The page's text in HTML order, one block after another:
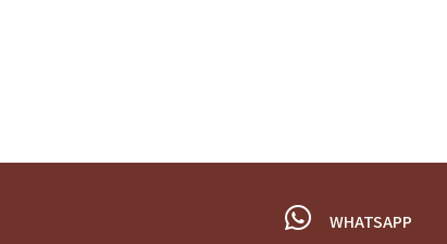
WHATSAPP